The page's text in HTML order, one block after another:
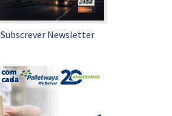
Subscrever Newsletter